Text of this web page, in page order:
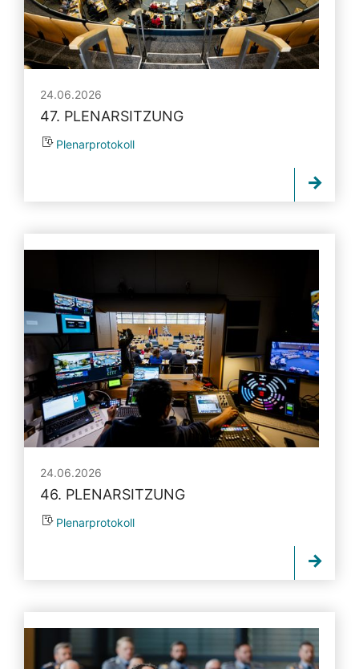
24.06.2026
47. PLENARSITZUNG
Plenarprotokoll
24.06.2026
46. PLENARSITZUNG
Plenarprotokoll